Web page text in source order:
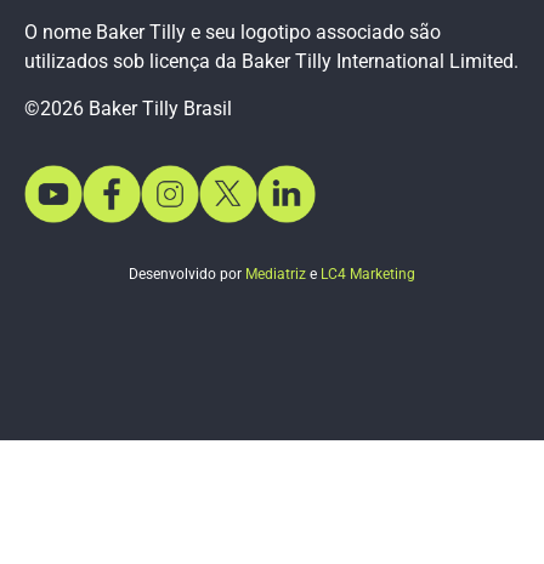
O nome Baker Tilly e seu logotipo associado são
utilizados sob licença da Baker Tilly International Limited.
©2026 Baker Tilly Brasil
Desenvolvido por Mediatriz e LC4 Marketing